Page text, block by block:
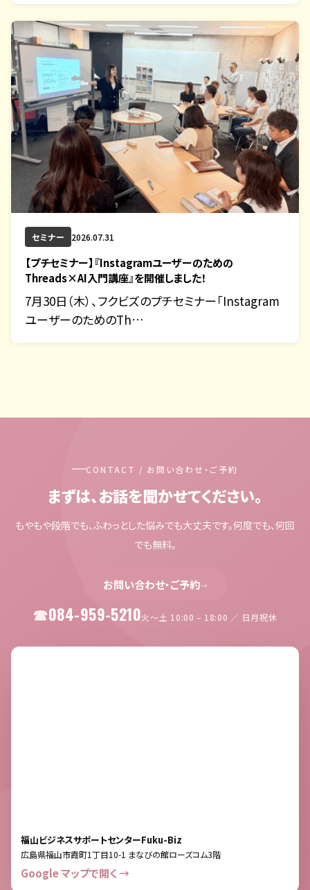
セミナー 2026.07.31
【プチセミナー】『Instagramユーザーのための
Threads×AI入門講座』を開催しました！
7月30日（木）、フクビズのプチセミナー「Instagram
ユーザーのためのTh…
CONTACT / お問い合わせ・ご予約
まずは、お話を聞かせてください。
もやもや段階でも、ふわっとした悩みでも大丈夫です。何度でも、何回
でも無料。
お問い合わせ・ご予約→
084-959-5210火〜土 10:00 – 18:00 ／ 日月祝休
福山ビジネスサポートセンターFuku-Biz
広島県福山市霞町1丁目10-1 まなびの館ローズコム3階
Google マップで開く →